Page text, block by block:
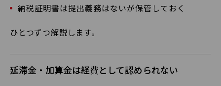
納税証明書は提出義務はないが保管しておく
ひとつずつ解説します。
延滞金・加算金は経費として認められない